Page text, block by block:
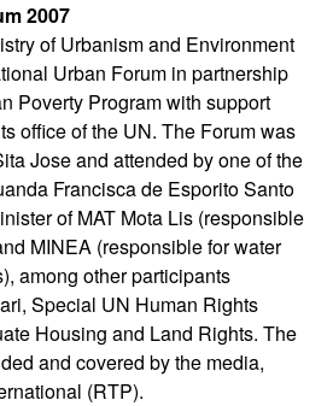
2007
of Urbanism and Environment
Urban Forum in partnership
Poverty Program with support
office of the UN. The Forum was
Jose and attended by one of the
Francisca de Esporito Santo
of MAT Mota Lis (responsible
MINEA (responsible for water
among other participants
Special UN Human Rights
Housing and Land Rights. The
and covered by the media,
(RTP).